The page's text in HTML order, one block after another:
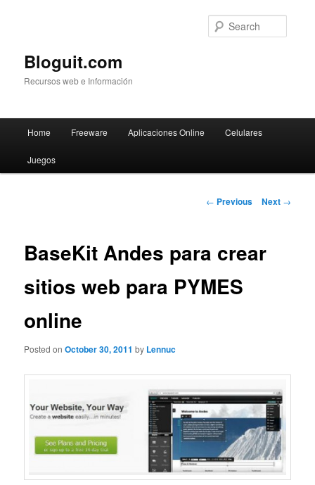
Bloguit.com
Recursos web e Información
Skip
to
Home Freeware Aplicaciones Online Celulares
Juegos
Post
← Previous Next →
BaseKit Andes para crear
sitios web para PYMES
online
Posted onOctober 30, 2011 by Lennuc